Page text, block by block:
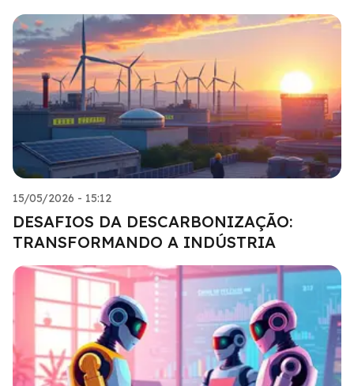
15/05/2026 - 15:12
DESAFIOS DA DESCARBONIZAÇÃO:
TRANSFORMANDO A INDÚSTRIA